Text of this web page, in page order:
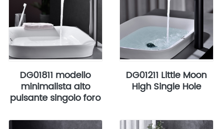
DG01811 modello
minimalista alto
pulsante singolo foro
DG01211 Little Moon
High Single Hole